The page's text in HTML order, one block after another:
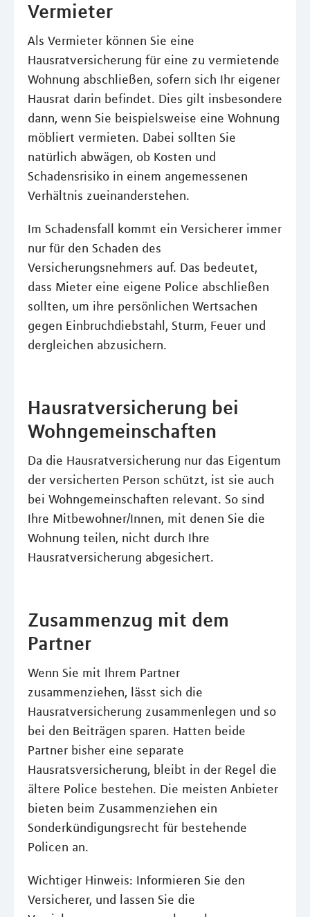
Vermieter
Als Vermieter können Sie eine
Hausratversicherung für eine zu vermietende
Wohnung abschließen, sofern sich Ihr eigener
Hausrat darin befindet. Dies gilt insbesondere
dann, wenn Sie beispielsweise eine Wohnung
möbliert vermieten. Dabei sollten Sie
natürlich abwägen, ob Kosten und
Schadensrisiko in einem angemessenen
Verhältnis zueinanderstehen.
Im Schadensfall kommt ein Versicherer immer
nur für den Schaden des
Versicherungsnehmers auf. Das bedeutet,
dass Mieter eine eigene Police abschließen
sollten, um ihre persönlichen Wertsachen
gegen Einbruchdiebstahl, Sturm, Feuer und
dergleichen abzusichern.
Hausratversicherung bei
Wohngemeinschaften
Da die Hausratversicherung nur das Eigentum
der versicherten Person schützt, ist sie auch
bei Wohngemeinschaften relevant. So sind
Ihre Mitbewohner/Innen, mit denen Sie die
Wohnung teilen, nicht durch Ihre
Hausratversicherung abgesichert.
Zusammenzug mit dem
Partner
Wenn Sie mit Ihrem Partner
zusammenziehen, lässt sich die
Hausratversicherung zusammenlegen und so
bei den Beiträgen sparen. Hatten beide
Partner bisher eine separate
Hausratsversicherung, bleibt in der Regel die
ältere Police bestehen. Die meisten Anbieter
bieten beim Zusammenziehen ein
Sonderkündigungsrecht für bestehende
Policen an.
Wichtiger Hinweis: Informieren Sie den
Versicherer, und lassen Sie die